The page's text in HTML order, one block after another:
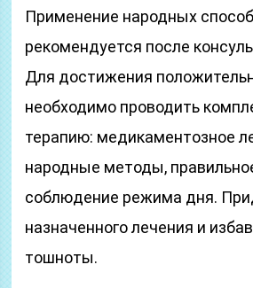
Применение народных
рекомендуется после
Для достижения
необходимо проводить
терапию: медикаментозное
народные методы,
соблюдение режима дня.
назначенного лечения и
тошноты.